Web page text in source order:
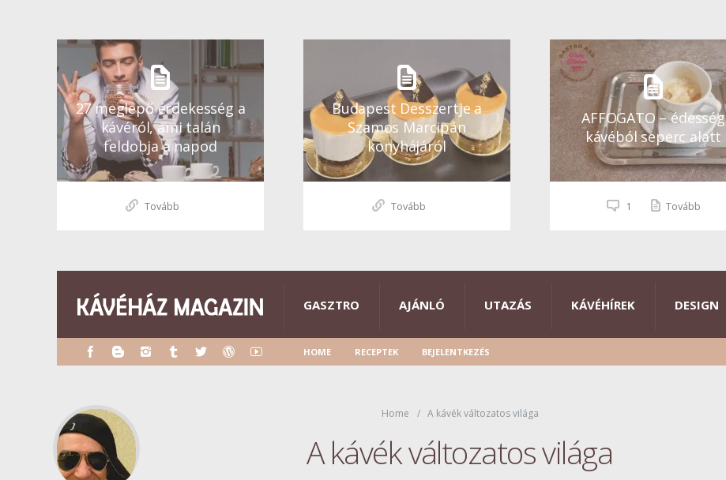
27 meglepő érdekesség a
kávéról, ami talán
feldobja a napod
Tovább
Budapest Desszertje a
Szamos Marcipán
konyhájáról
Tovább
AFFOGATO – édesség
kávéból seperc alatt
1 Tovább
GASZTRO AJÁNLÓ UTAZÁS KÁVÉHÍREK DESIGN
HOME RECEPTEK BEJELENTKEZÉS
Home A kávék változatos világa
A kávék változatos világa